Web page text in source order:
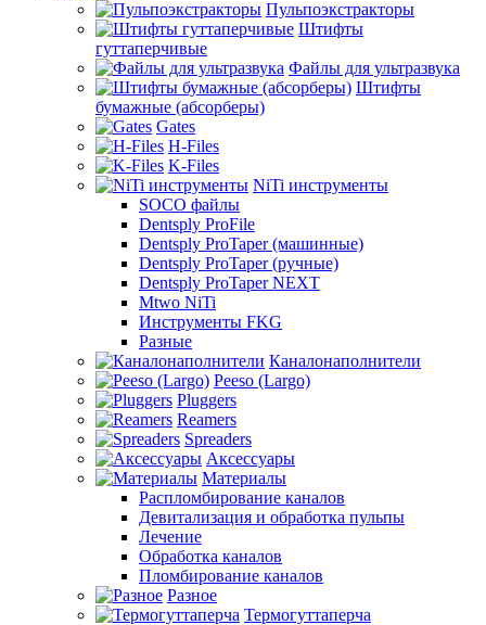
Пульпоэкстракторы
Штифты
гуттаперчивые
Файлы для ультразвука
Штифты
бумажные (абсорберы)
Gates
H-Files
K-Files
NiTi инструменты
SOCO файлы
Dentsply ProFile
Dentsply ProTaper (машинные)
Dentsply ProTaper (ручные)
Dentsply ProTaper NEXT
Mtwo NiTi
Инструменты FKG
Разные
Каналонаполнители
Peeso (Largo)
Pluggers
Reamers
Spreaders
Аксессуары
Материалы
Распломбирование каналов
Девитализация и обработка пульпы
Лечение
Обработка каналов
Пломбирование каналов
Разное
Термогуттаперча